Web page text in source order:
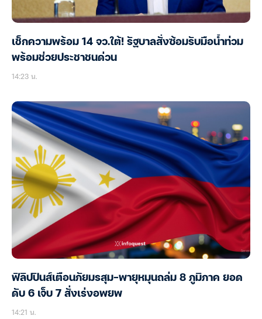
เช็กความพร้อม 14 จว.ใต้! รัฐบาลสั่งซ้อมรับมือน้ำท่วม
พร้อมช่วยประชาชนด่วน
14:23 น.
ฟิลิปปินส์เตือนภัยมรสุม-พายุหมุนถล่ม 8 ภูมิภาค ยอด
ดับ 6 เจ็บ 7 สั่งเร่งอพยพ
14:21 น.